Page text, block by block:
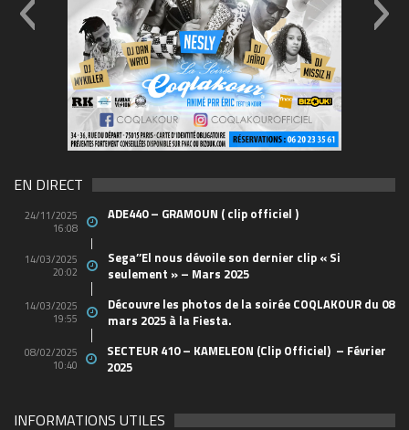
EN DIRECT
24/11/2025
16:08
ADE440 – GRAMOUN ( clip officiel )
14/03/2025
20:02
Sega’’El nous dévoile son dernier clip « Si
seulement » – Mars 2025
14/03/2025
19:55
Découvre les photos de la soirée COQLAKOUR du 08
mars 2025 à la Fiesta.
08/02/2025
10:40
SECTEUR 410 – KAMELEON (Clip Officiel) – Février
2025
INFORMATIONS UTILES